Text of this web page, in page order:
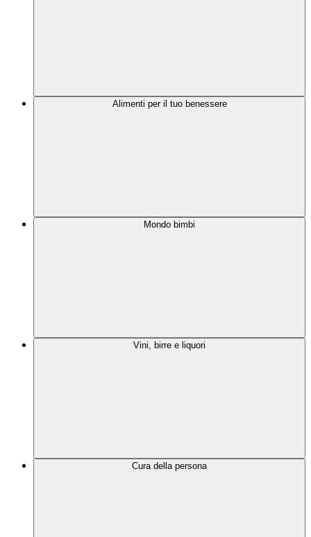
Alimenti per il tuo benessere
Mondo bimbi
Vini, birre e liquori
Cura della persona